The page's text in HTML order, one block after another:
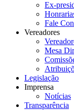
Ex-
Fale
Vereadores
Mesa
Legislação
Imprensa
Notícias
Transparência